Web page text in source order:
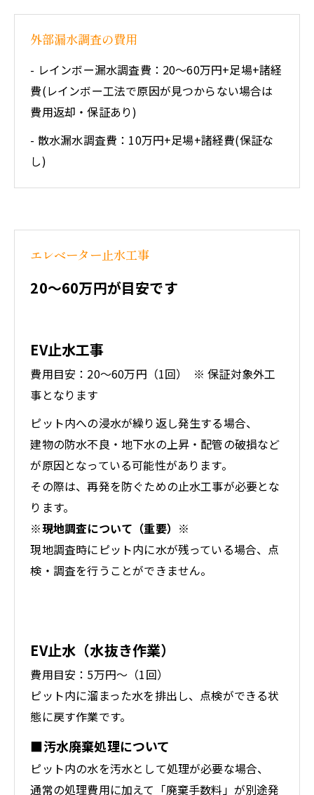
外部漏水調査の費用
- レインボー漏水調査費：20～60万円+足場+諸経
費(レインボー工法で原因が見つからない場合は
費用返却・保証あり)
- 散水漏水調査費：10万円+足場+諸経費(保証な
し)
エレベーター止水工事
20～60万円が目安です
EV止水工事
費用目安：20～60万円（1回） ※ 保証対象外工
事となります
ピット内への浸水が繰り返し発生する場合、
建物の防水不良・地下水の上昇・配管の破損など
が原因となっている可能性があります。
その際は、再発を防ぐための止水工事が必要とな
ります。
※現地調査について（重要）※
現地調査時にピット内に水が残っている場合、点
検・調査を行うことができません。
EV止水（水抜き作業）
費用目安：5万円～（1回）
ピット内に溜まった水を排出し、点検ができる状
態に戻す作業です。
■汚水廃棄処理について
ピット内の水を汚水として処理が必要な場合、
通常の処理費用に加えて「廃棄手数料」が別途発